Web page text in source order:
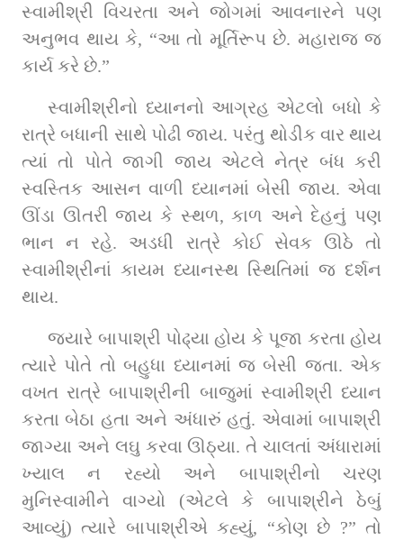
સ્વામીશ્રી વિચરતા અને જોગમાં આવનારને પણ
અનુભવ થાય કે, “આ તો મૂર્તિરૂપ છે. મહારાજ જ
કાર્ય કરે છે.”
સ્વામીશ્રીનો ધ્યાનનો આગ્રહ એટલો બધો કે
રાત્રે બધાની સાથે પોઢી જાય. પરંતુ થોડીક વાર થાય
ત્યાં તો પોતે જાગી જાય એટલે નેત્ર બંધ કરી
સ્વસ્તિક આસન વાળી ધ્યાનમાં બેસી જાય. એવા
ઊંડા ઊતરી જાય કે સ્થળ, કાળ અને દેહનું પણ
ભાન ન રહે. અડધી રાત્રે કોઈ સેવક ઊઠે તો
સ્વામીશ્રીનાં કાયમ ધ્યાનસ્થ સ્થિતિમાં જ દર્શન
થાય.
જ્યારે બાપાશ્રી પોઢ્યા હોય કે પૂજા કરતા હોય
ત્યારે પોતે તો બહુધા ધ્યાનમાં જ બેસી જતા. એક
વખત રાત્રે બાપાશ્રીની બાજુમાં સ્વામીશ્રી ધ્યાન
કરતા બેઠા હતા અને અંધારું હતું. એવામાં બાપાશ્રી
જાગ્યા અને લઘુ કરવા ઊઠ્યા. તે ચાલતાં અંધારામાં
ખ્યાલ ન રહ્યો અને બાપાશ્રીનો ચરણ
મુનિસ્વામીને વાગ્યો (એટલે કે બાપાશ્રીને ઠેબું
આવ્યું) ત્યારે બાપાશ્રીએ કહ્યું, “કોણ છે ?” તો